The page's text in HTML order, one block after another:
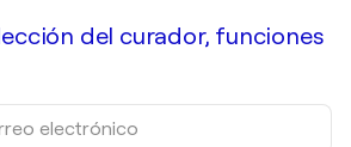
del curador, funciones